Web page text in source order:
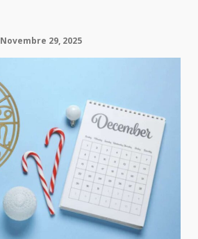
Novembre 29, 2025